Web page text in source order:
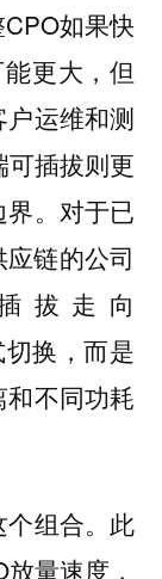
如果快
更大，但
运维和测
插拔则更
。对于已
链的公司
拔走向
换，而是
不同功耗
组合。此
量速度，